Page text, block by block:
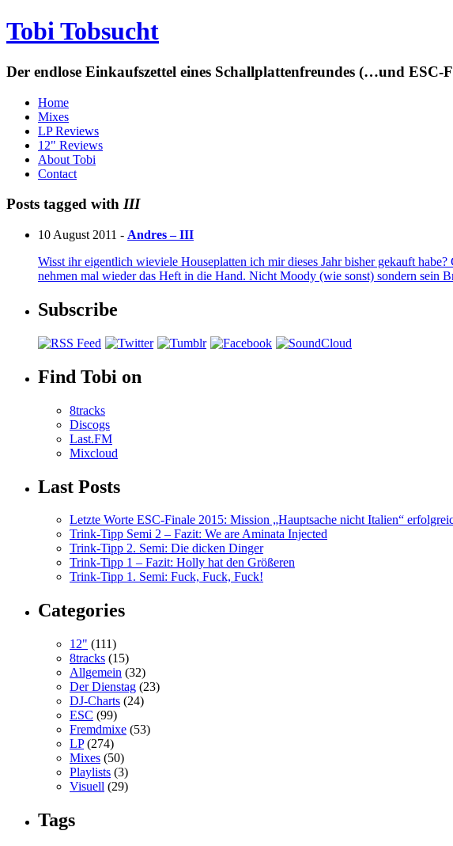
Tobi Tobsucht
Der endlose Einkaufszettel eines Schallplattenfreundes (…und ESC-
Home
Mixes
LP Reviews
12" Reviews
About Tobi
Contact
Posts tagged with III
10 August 2011 - Andres – III
Wisst ihr eigentlich wieviele Houseplatten ich mir dieses Jahr bisher gekauft
nehmen mal wieder das Heft in die Hand. Nicht Moody (wie sonst) sondern sein
Subscribe
Find Tobi on
8tracks
Discogs
Last.FM
Mixcloud
Last Posts
Letzte Worte ESC-Finale 2015: Mission „Hauptsache nicht Italien“
Trink-Tipp Semi 2 – Fazit: We are Aminata Injected
Trink-Tipp 2. Semi: Die dicken Dinger
Trink-Tipp 1 – Fazit: Holly hat den Größeren
Trink-Tipp 1. Semi: Fuck, Fuck, Fuck!
Categories
12" (111)
8tracks (15)
Allgemein (32)
Der Dienstag (23)
DJ-Charts (24)
ESC (99)
Fremdmixe (53)
LP(274)
Mixes (50)
Playlists (3)
Visuell (29)
Tags